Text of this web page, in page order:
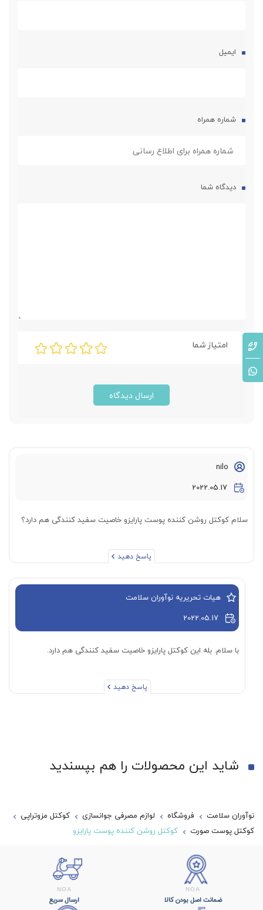
ایمیل
شماره همراه
دیدگاه شما
امتیاز شما
ارسال دیدگاه
nilo
2022.05.17
سلام کوکتل روشن کننده پوست پارایزو خاصیت سفید کنندگی هم دارد؟
پاسخ دهید
هیات تحریریه نوآوران سلامت
2022.05.17
با سلام. بله این کوکتل پارایزو خاصیت سفید کنندگی هم دارد.
پاسخ دهید
شاید این محصولات را هم بپسندید
نوآوران سلامت فروشگاه لوازم مصرفی جوانسازی
کوکتل مزوتراپی
کوکتل پوست صورت
کوکتل روشن کننده پوست پارایزو
ضمانت اصل بودن کالا ارسال سریع